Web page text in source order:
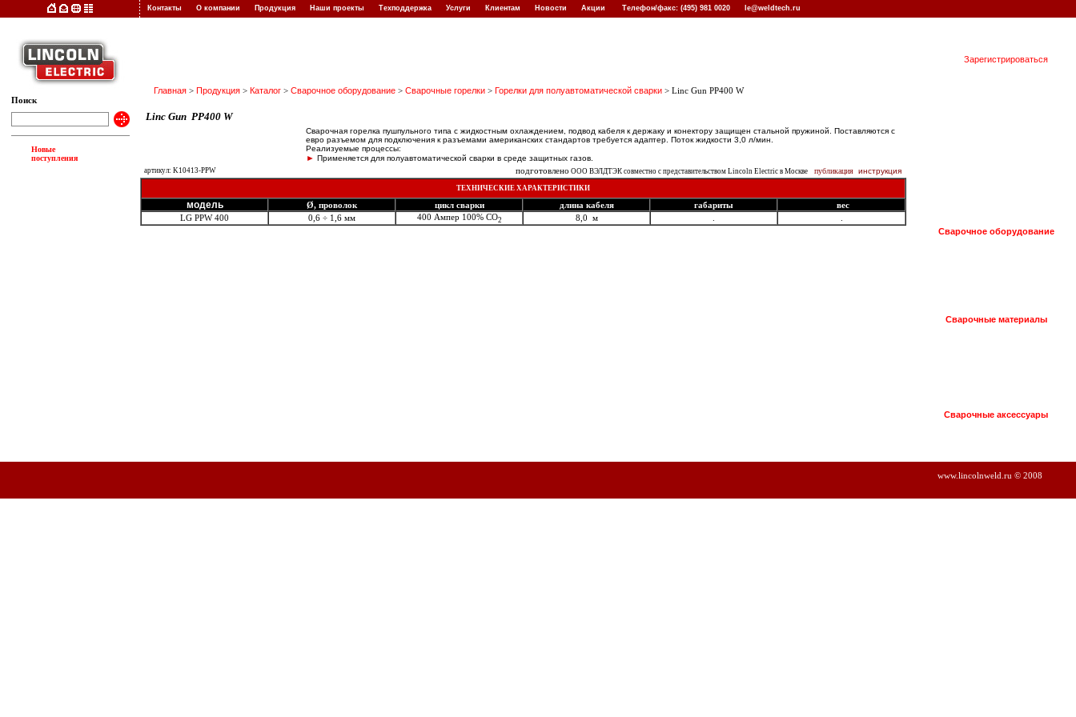
Контакты О компании Продукция Наши проекты Техподдержка Услуги Клиентам Новости Акции Телефон/факс: (495) 981 0020 le@weldtech.ru
Поиск
Новые
поступления
Главная > Продукция > Каталог > Сварочное оборудование > Сварочные горелки > Горелки для полуавтоматической сварки > Linc Gun PP400 W
Linc Gun PP400 W
Сварочная горелка пушпульного типа с жидкостным охлаждением, подвод кабеля к держаку и конектору защищен стальной пружиной. Поставляются с
евро разъемом для подключения к разъемами американских стандартов требуется адаптер. Поток жидкости 3,0 л/мин.
Реализуемые процессы:
► Применяется для полуавтоматической сварки в среде защитных газов.
артикул: K10413-PPW подготовлено ООО ВЭЛДТЭК совместно с представительством Lincoln Electric в Москве публикация инструкция
ТЕХНИЧЕСКИЕ ХАРАКТЕРИСТИКИ
модель Ø, проволок цикл сварки длина кабеля габариты
вес
LG PPW 400
0,6 ÷ 1,6 мм 400 Aмпер 100% CO2 8,0 м
Зарегистрироваться
Сварочное оборудование
Сварочные материалы
Сварочные аксессуары
www.lincolnweld.ru © 2008